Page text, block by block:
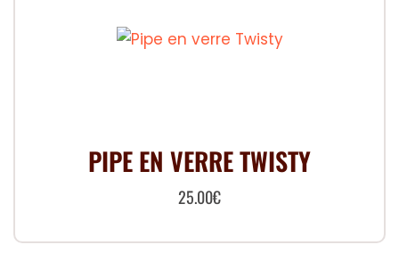
PIPE EN VERRE TWISTY
25.00€